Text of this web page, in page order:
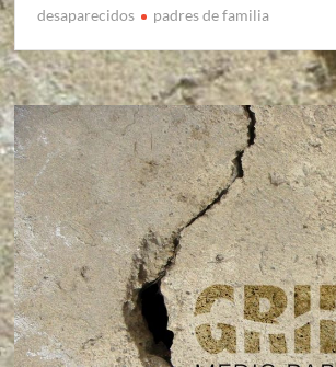
desaparecidos padres de familia